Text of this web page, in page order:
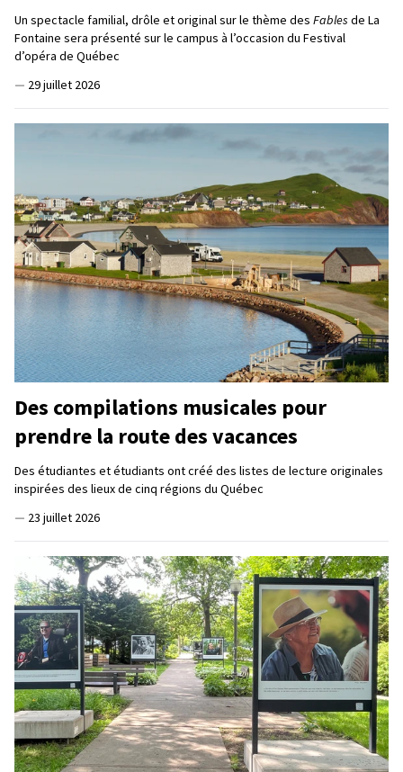
Un spectacle familial, drôle et original sur le thème des Fables de La
Fontaine sera présenté sur le campus à l’occasion du Festival
d’opéra de Québec
— 29 juillet 2026
Des compilations musicales pour
prendre la route des vacances
Des étudiantes et étudiants ont créé des listes de lecture originales
inspirées des lieux de cinq régions du Québec
— 23 juillet 2026